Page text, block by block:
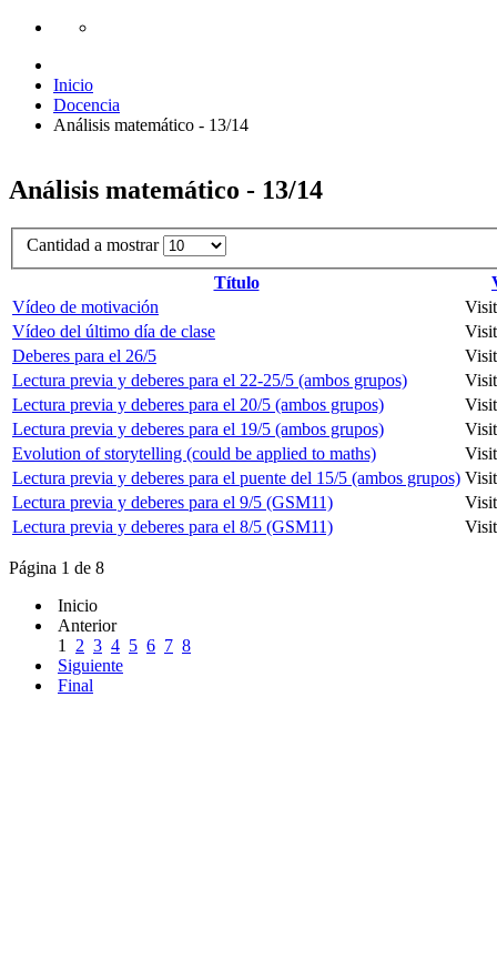
Inicio
Docencia
Análisis matemático - 13/14
Análisis matemático - 13/14
Cantidad a mostrar
Título
Vídeo de motivación
Vídeo del último día de clase
Deberes para el 26/5
Lectura previa y deberes para el 22-25/5 (ambos grupos)
Lectura previa y deberes para el 20/5 (ambos grupos)
Lectura previa y deberes para el 19/5 (ambos grupos)
Evolution of storytelling (could be applied to maths)
Lectura previa y deberes para el puente del 15/5 (ambos grupos)
Lectura previa y deberes para el 9/5 (GSM11)
Lectura previa y deberes para el 8/5 (GSM11)
Página 1 de 8
Inicio
Anterior
1
2 3 4 5 6 7 8
Siguiente
Final